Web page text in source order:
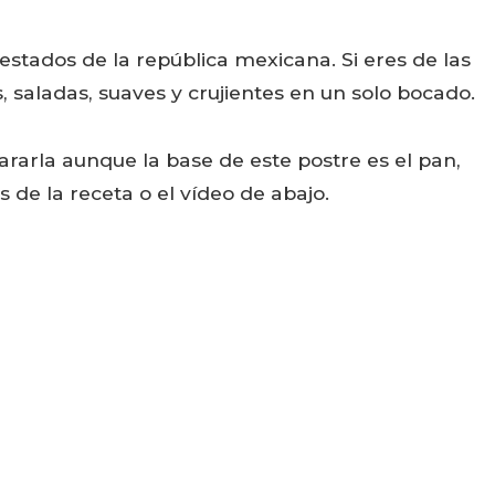
de la república mexicana. Si eres de las
suaves y crujientes en un solo bocado.
aunque la base de este postre es el pan,
de la receta o el vídeo de abajo.